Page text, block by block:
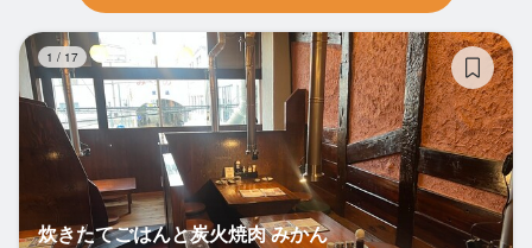
1 / 17
炊きたてごはんと炭火焼肉 みかん